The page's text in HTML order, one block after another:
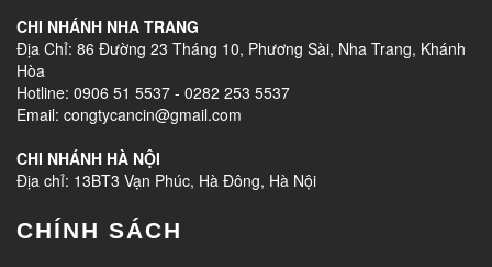
CHI NHÁNH NHA TRANG
Địa Chỉ: 86 Đường 23 Tháng 10, Phương Sài, Nha Trang, Khánh
Hòa
Hotline: 0906 51 5537 - 0282 253 5537
Email: congtycancin@gmail.com
CHI NHÁNH HÀ NỘI
Địa chỉ: 13BT3 Vạn Phúc, Hà Đông, Hà Nội
CHÍNH SÁCH